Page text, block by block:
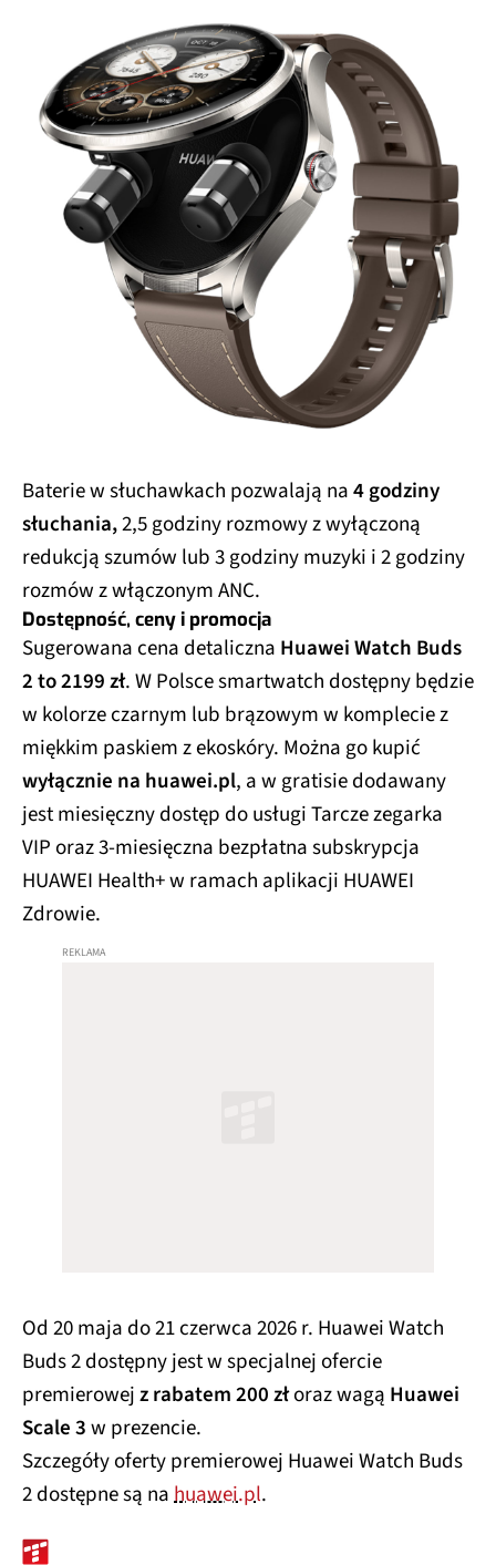
Baterie w słuchawkach pozwalają na4 godziny
słuchania,2,5 godziny rozmowy z wyłączoną
redukcją szumów lub 3 godziny muzyki i 2 godziny
rozmów z włączonym ANC.
Dostępność, ceny i promocja
Sugerowana cena detaliczna Huawei Watch Buds
2 to 2199 zł. W Polsce smartwatch dostępny będzie
w kolorze czarnym lub brązowym w komplecie z
miękkim paskiem z ekoskóry. Można go kupić
wyłącznie na huawei.pl, a w gratisie dodawany
jest miesięczny dostęp do usługi Tarcze zegarka
VIP oraz 3-miesięczna bezpłatna subskrypcja
HUAWEI Health+ w ramach aplikacji HUAWEI
Zdrowie.
Od 20 maja do 21 czerwca 2026 r. Huawei Watch
Buds 2 dostępny jest w specjalnej ofercie
premierowejz rabatem 200 złoraz wagą Huawei
Scale 3w prezencie.
Szczegóły oferty premierowej Huawei Watch Buds
2 dostępne są nahuawei.pl.